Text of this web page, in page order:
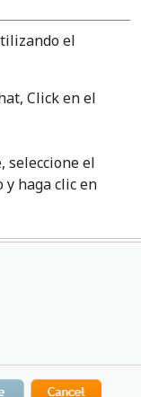
el
Click en el
seleccione el
y haga clic en